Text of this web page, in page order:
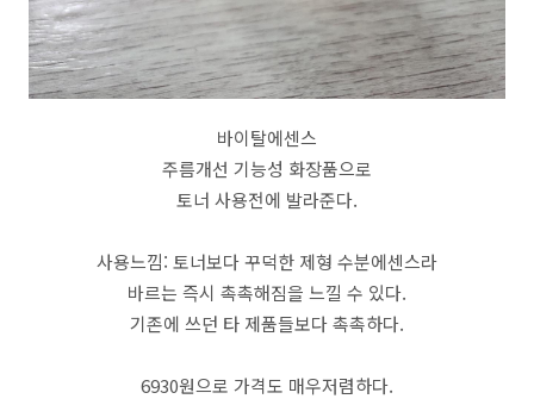
바이탈에센스
주름개선 기능성 화장품으로
토너 사용전에 발라준다.
사용느낌: 토너보다 꾸덕한 제형 수분에센스라
바르는 즉시 촉촉해짐을 느낄 수 있다.
기존에 쓰던 타 제품들보다 촉촉하다.
6930원으로 가격도 매우저렴하다.